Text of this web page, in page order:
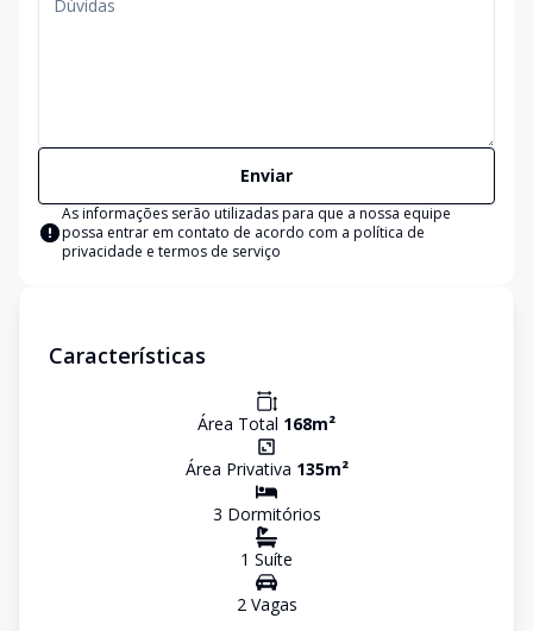
Enviar
As informações serão utilizadas para que a nossa equipe
possa entrar em contato de acordo com a política de
privacidade e termos de serviço
Características
Área Total 168m²
Área Privativa 135m²
3 Dormitórios
1 Suíte
2Vagas